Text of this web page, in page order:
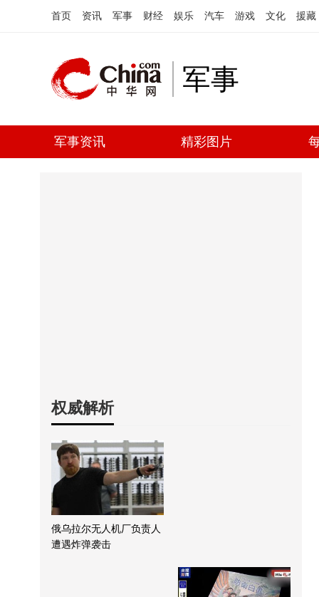
首页 资讯 军事 财经 娱乐 汽车 游戏 文化 援藏
军事
军事资讯 精彩图片
权威解析
俄乌拉尔无人机厂负责人
遭遇炸弹袭击